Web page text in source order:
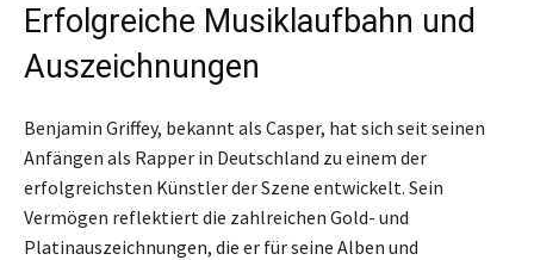
Erfolgreiche Musiklaufbahn und
Auszeichnungen
Benjamin Griffey, bekannt als Casper, hat sich seit seinen
Anfängen als Rapper in Deutschland zu einem der
erfolgreichsten Künstler der Szene entwickelt. Sein
Vermögen reflektiert die zahlreichen Gold- und
Platinauszeichnungen, die er für seine Alben und